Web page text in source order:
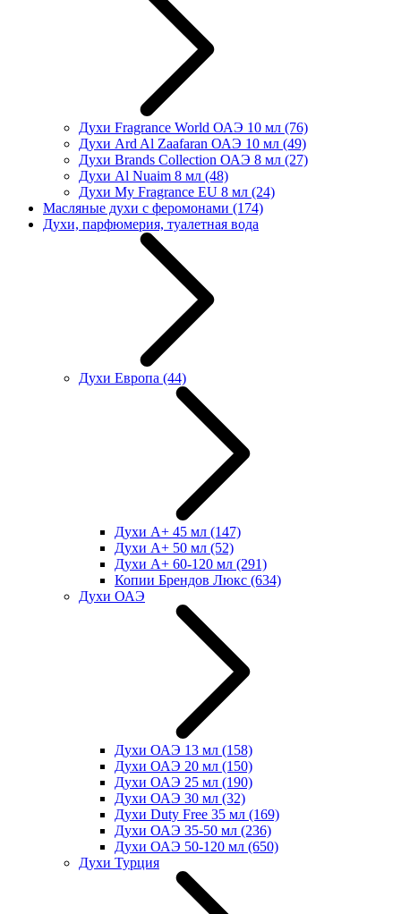
Духи Fragrance World ОАЭ 10 мл (76)
Духи Ard Al Zaafaran ОАЭ 10 мл (49)
Духи Brands Collection ОАЭ 8 мл (27)
Духи Al Nuaim 8 мл (48)
Духи My Fragrance EU 8 мл (24)
Масляные духи с феромонами (174)
Духи, парфюмерия, туалетная вода
Духи Европа (44)
Духи А+ 45 мл (147)
Духи А+ 50 мл (52)
Духи А+ 60-120 мл (291)
Копии Брендов Люкс (634)
Духи ОАЭ
Духи ОАЭ 13 мл (158)
Духи ОАЭ 20 мл (150)
Духи ОАЭ 25 мл (190)
Духи ОАЭ 30 мл (32)
Духи Duty Free 35 мл (169)
Духи ОАЭ 35-50 мл (236)
Духи ОАЭ 50-120 мл (650)
Духи Турция